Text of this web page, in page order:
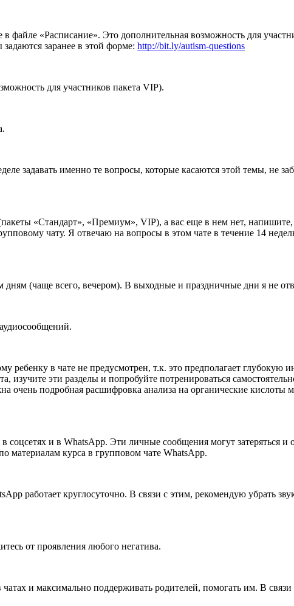
файле «Расписание». Это дополнительная возможность для
заранее в этой форме: http://bit.ly/autism-questions
для участников пакета VIP).
задавать именно те вопросы, которые касаются этой темы, не
«Стандарт», «Премиум», VIP), а вас еще в нем нет,
чату. Я отвечаю на вопросы в этом чате в течение 14
(чаще всего, вечером). В выходные и праздничные дни я не
в чате не предусмотрен, т.к. это предполагает глубокую
эти разделы и попробуйте потренироваться
очень подробная расшифровка анализа на органические кислоты
и в WhatsApp. Эти личные сообщения могут затеряться и
материалам курса в групповом чате WhatsApp.
работает круглосуточно. В связи с этим, рекомендую убрать
от проявления любого негатива.
и максимально поддерживать родителей, помогать им. В